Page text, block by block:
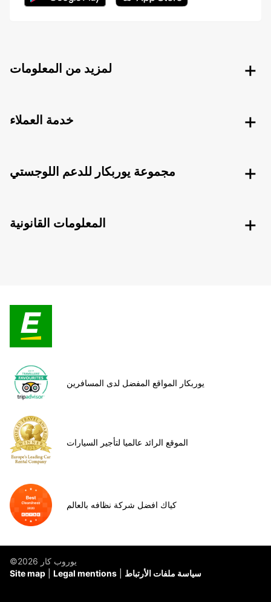
لمزيد من المعلومات
خدمة العملاء
مجموعة يوربكار للدعم اللوجستي
المعلومات القانونية
يوربكار المواقع المفضل لدى المسافرين
الموقع الرائد عالميا لتأجير السيارات
كياك افضل شركة نظافه بالعالم
©يوروب كار 2026
Site map
Legal mentions سياسة ملفات الأرتباط